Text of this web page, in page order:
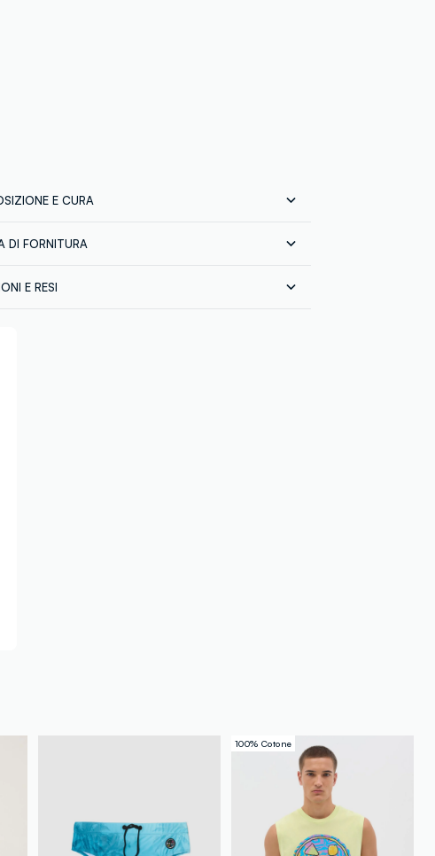
E CURA
82% POLIESTERE,18% ELASTAN
DI FORNITURA
GARMENTS WEAVING CO.,
E RESI
in negozio, il servizio è sempre gratuito.
100% Cotone